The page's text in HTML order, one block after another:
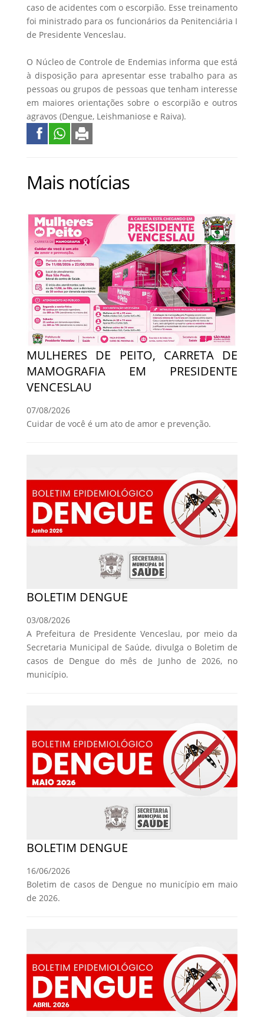
caso de acidentes com o escorpião. Esse treinamento
foi ministrado para os funcionários da Penitenciária I
de Presidente Venceslau.
O Núcleo de Controle de Endemias informa que está
à disposição para apresentar esse trabalho para as
pessoas ou grupos de pessoas que tenham interesse
em maiores orientações sobre o escorpião e outros
agravos (Dengue, Leishmaniose e Raiva).
Mais notícias
MULHERES DE PEITO, CARRETA DE
MAMOGRAFIA EM PRESIDENTE
VENCESLAU
07/08/2026
Cuidar de você é um ato de amor e prevenção.
BOLETIM DENGUE
03/08/2026
A Prefeitura de Presidente Venceslau, por meio da
Secretaria Municipal de Saúde, divulga o Boletim de
casos de Dengue do mês de Junho de 2026, no
município.
BOLETIM DENGUE
16/06/2026
Boletim de casos de Dengue no município em maio
de 2026.